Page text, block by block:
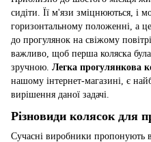
сидіти. Її м'язи зміцнюються, і
горизонтальному положенні, а
до прогулянок на свіжому
важливо, щоб перша коляска
зручною. Легка прогулянкова
нашому інтернет-магазині, є
вирішення даної задачі.
Різновиди колясок для
Сучасні виробники пропонують